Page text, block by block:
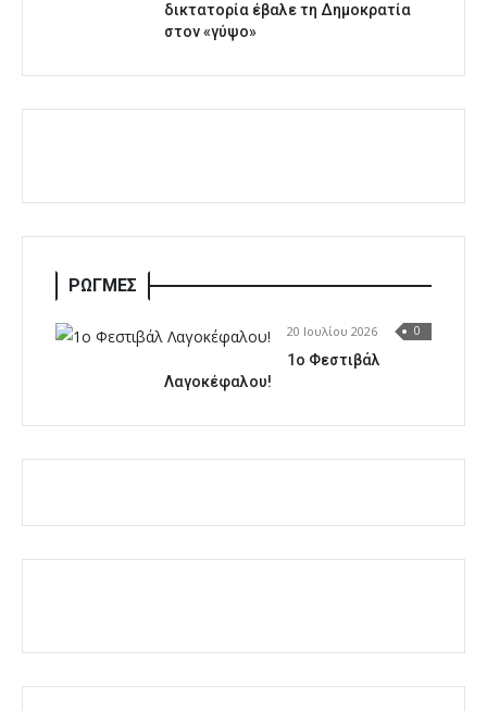
δικτατορία έβαλε τη Δημοκρατία
στον «γύψο»
ΡΩΓΜΕΣ
20 Ιουλίου 2026 0
1o Φεστιβάλ
Λαγοκέφαλου!